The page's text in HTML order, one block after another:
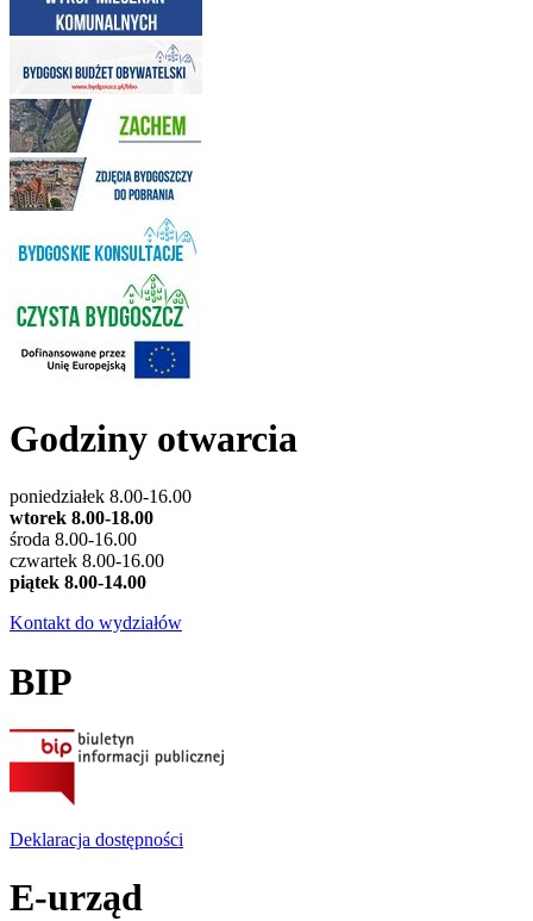
Godziny otwarcia
poniedziałek 8.00-16.00
wtorek 8.00-18.00
środa 8.00-16.00
czwartek 8.00-16.00
piątek 8.00-14.00
Kontakt do wydziałów
BIP
Deklaracja dostępności
E-urząd